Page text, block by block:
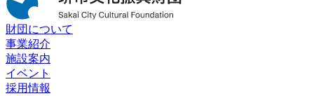
財団について
事業紹介
施設案内
イベント
採用情報